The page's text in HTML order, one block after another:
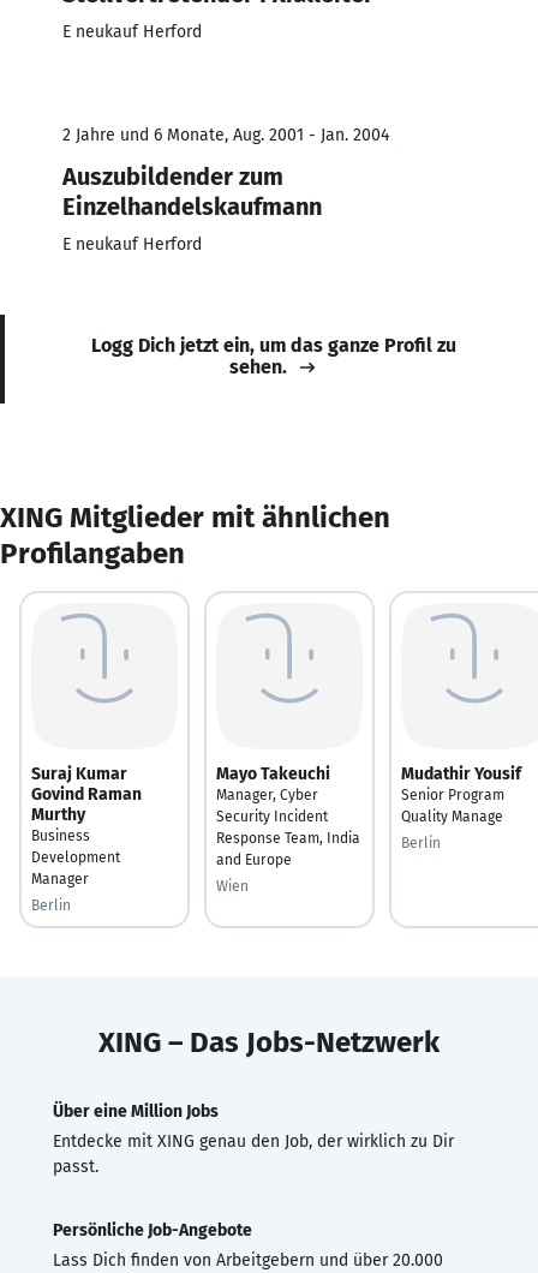
E neukauf Herford
2 Jahre und 6 Monate, Aug. 2001 - Jan. 2004
Auszubildender zum
Einzelhandelskaufmann
E neukauf Herford
Logg Dich jetzt ein, um das ganze Profil zu
sehen.
XING Mitglieder mit ähnlichen
Profilangaben
Suraj Kumar
Govind Raman
Murthy
Business
Development
Manager
Berlin
Mayo Takeuchi
Manager, Cyber
Security Incident
Response Team, India
and Europe
Wien
Mudathir Yousif
Senior Program
Quality Manage
Berlin
XING – Das Jobs-Netzwerk
Über eine Million Jobs
Entdecke mit XING genau den Job, der wirklich zu Dir
passt.
Persönliche Job-Angebote
Lass Dich finden von Arbeitgebern und über 20.000